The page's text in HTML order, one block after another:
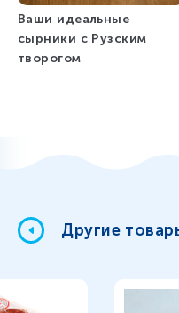
Ваши идеальные
сырники с Рузским
творогом
Другие